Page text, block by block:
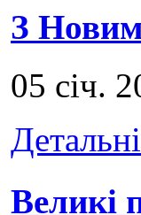
З
05 січ.
Великі